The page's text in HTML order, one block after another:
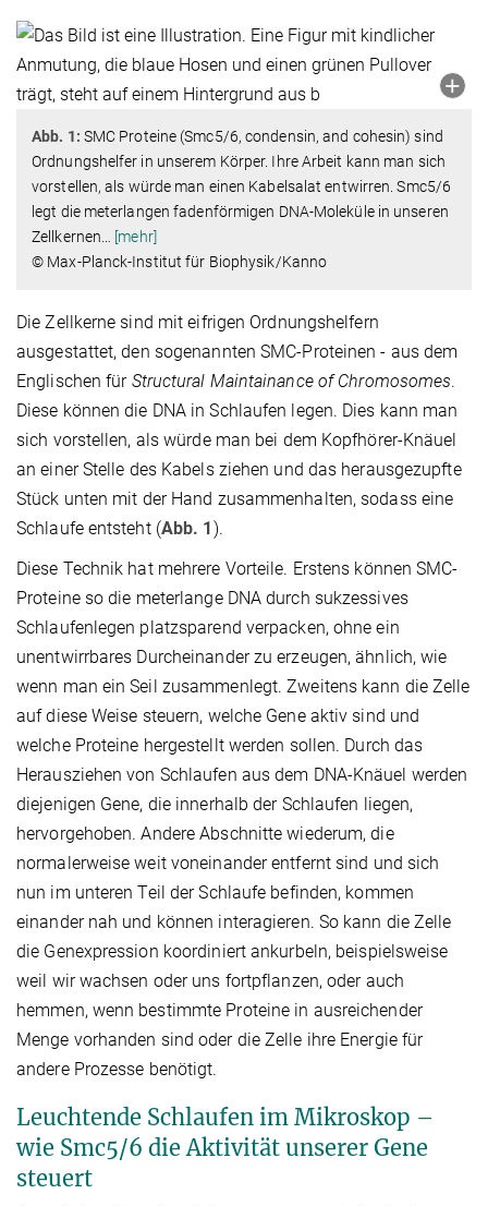
Abb. 1: SMC Proteine (Smc5/6, condensin, and cohesin) sind
Ordnungshelfer in unserem Körper. Ihre Arbeit kann man sich
vorstellen, als würde man einen Kabelsalat entwirren. Smc5/6
legt die meterlangen fadenförmigen DNA-Moleküle in unseren
Zellkernen… [mehr]
© Max-Planck-Institut für Biophysik/Kanno
Die Zellkerne sind mit eifrigen Ordnungshelfern
ausgestattet, den sogenannten SMC-Proteinen - aus dem
Englischen für Structural Maintainance of Chromosomes.
Diese können die DNA in Schlaufen legen. Dies kann man
sich vorstellen, als würde man bei dem Kopfhörer-Knäuel
an einer Stelle des Kabels ziehen und das herausgezupfte
Stück unten mit der Hand zusammenhalten, sodass eine
Schlaufe entsteht (Abb. 1 ).
Diese Technik hat mehrere Vorteile. Erstens können SMC-
Proteine so die meterlange DNA durch sukzessives
Schlaufenlegen platzsparend verpacken, ohne ein
unentwirrbares Durcheinander zu erzeugen, ähnlich, wie
wenn man ein Seil zusammenlegt. Zweitens kann die Zelle
auf diese Weise steuern, welche Gene aktiv sind und
welche Proteine hergestellt werden sollen. Durch das
Herausziehen von Schlaufen aus dem DNA-Knäuel werden
diejenigen Gene, die innerhalb der Schlaufen liegen,
hervorgehoben. Andere Abschnitte wiederum, die
normalerweise weit voneinander entfernt sind und sich
nun im unteren Teil der Schlaufe befinden, kommen
einander nah und können interagieren. So kann die Zelle
die Genexpression koordiniert ankurbeln, beispielsweise
weil wir wachsen oder uns fortpflanzen, oder auch
hemmen, wenn bestimmte Proteine in ausreichender
Menge vorhanden sind oder die Zelle ihre Energie für
andere Prozesse benötigt.
Leuchtende Schlaufen im Mikroskop –
wie Smc5/6 die Aktivität unserer Gene
steuert